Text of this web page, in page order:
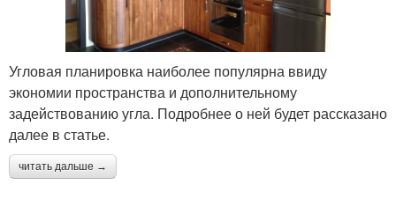
Угловая планировка наиболее популярна ввиду
экономии пространства и дополнительному
задействованию угла. Подробнее о ней будет рассказано
далее в статье.
читать дальше →